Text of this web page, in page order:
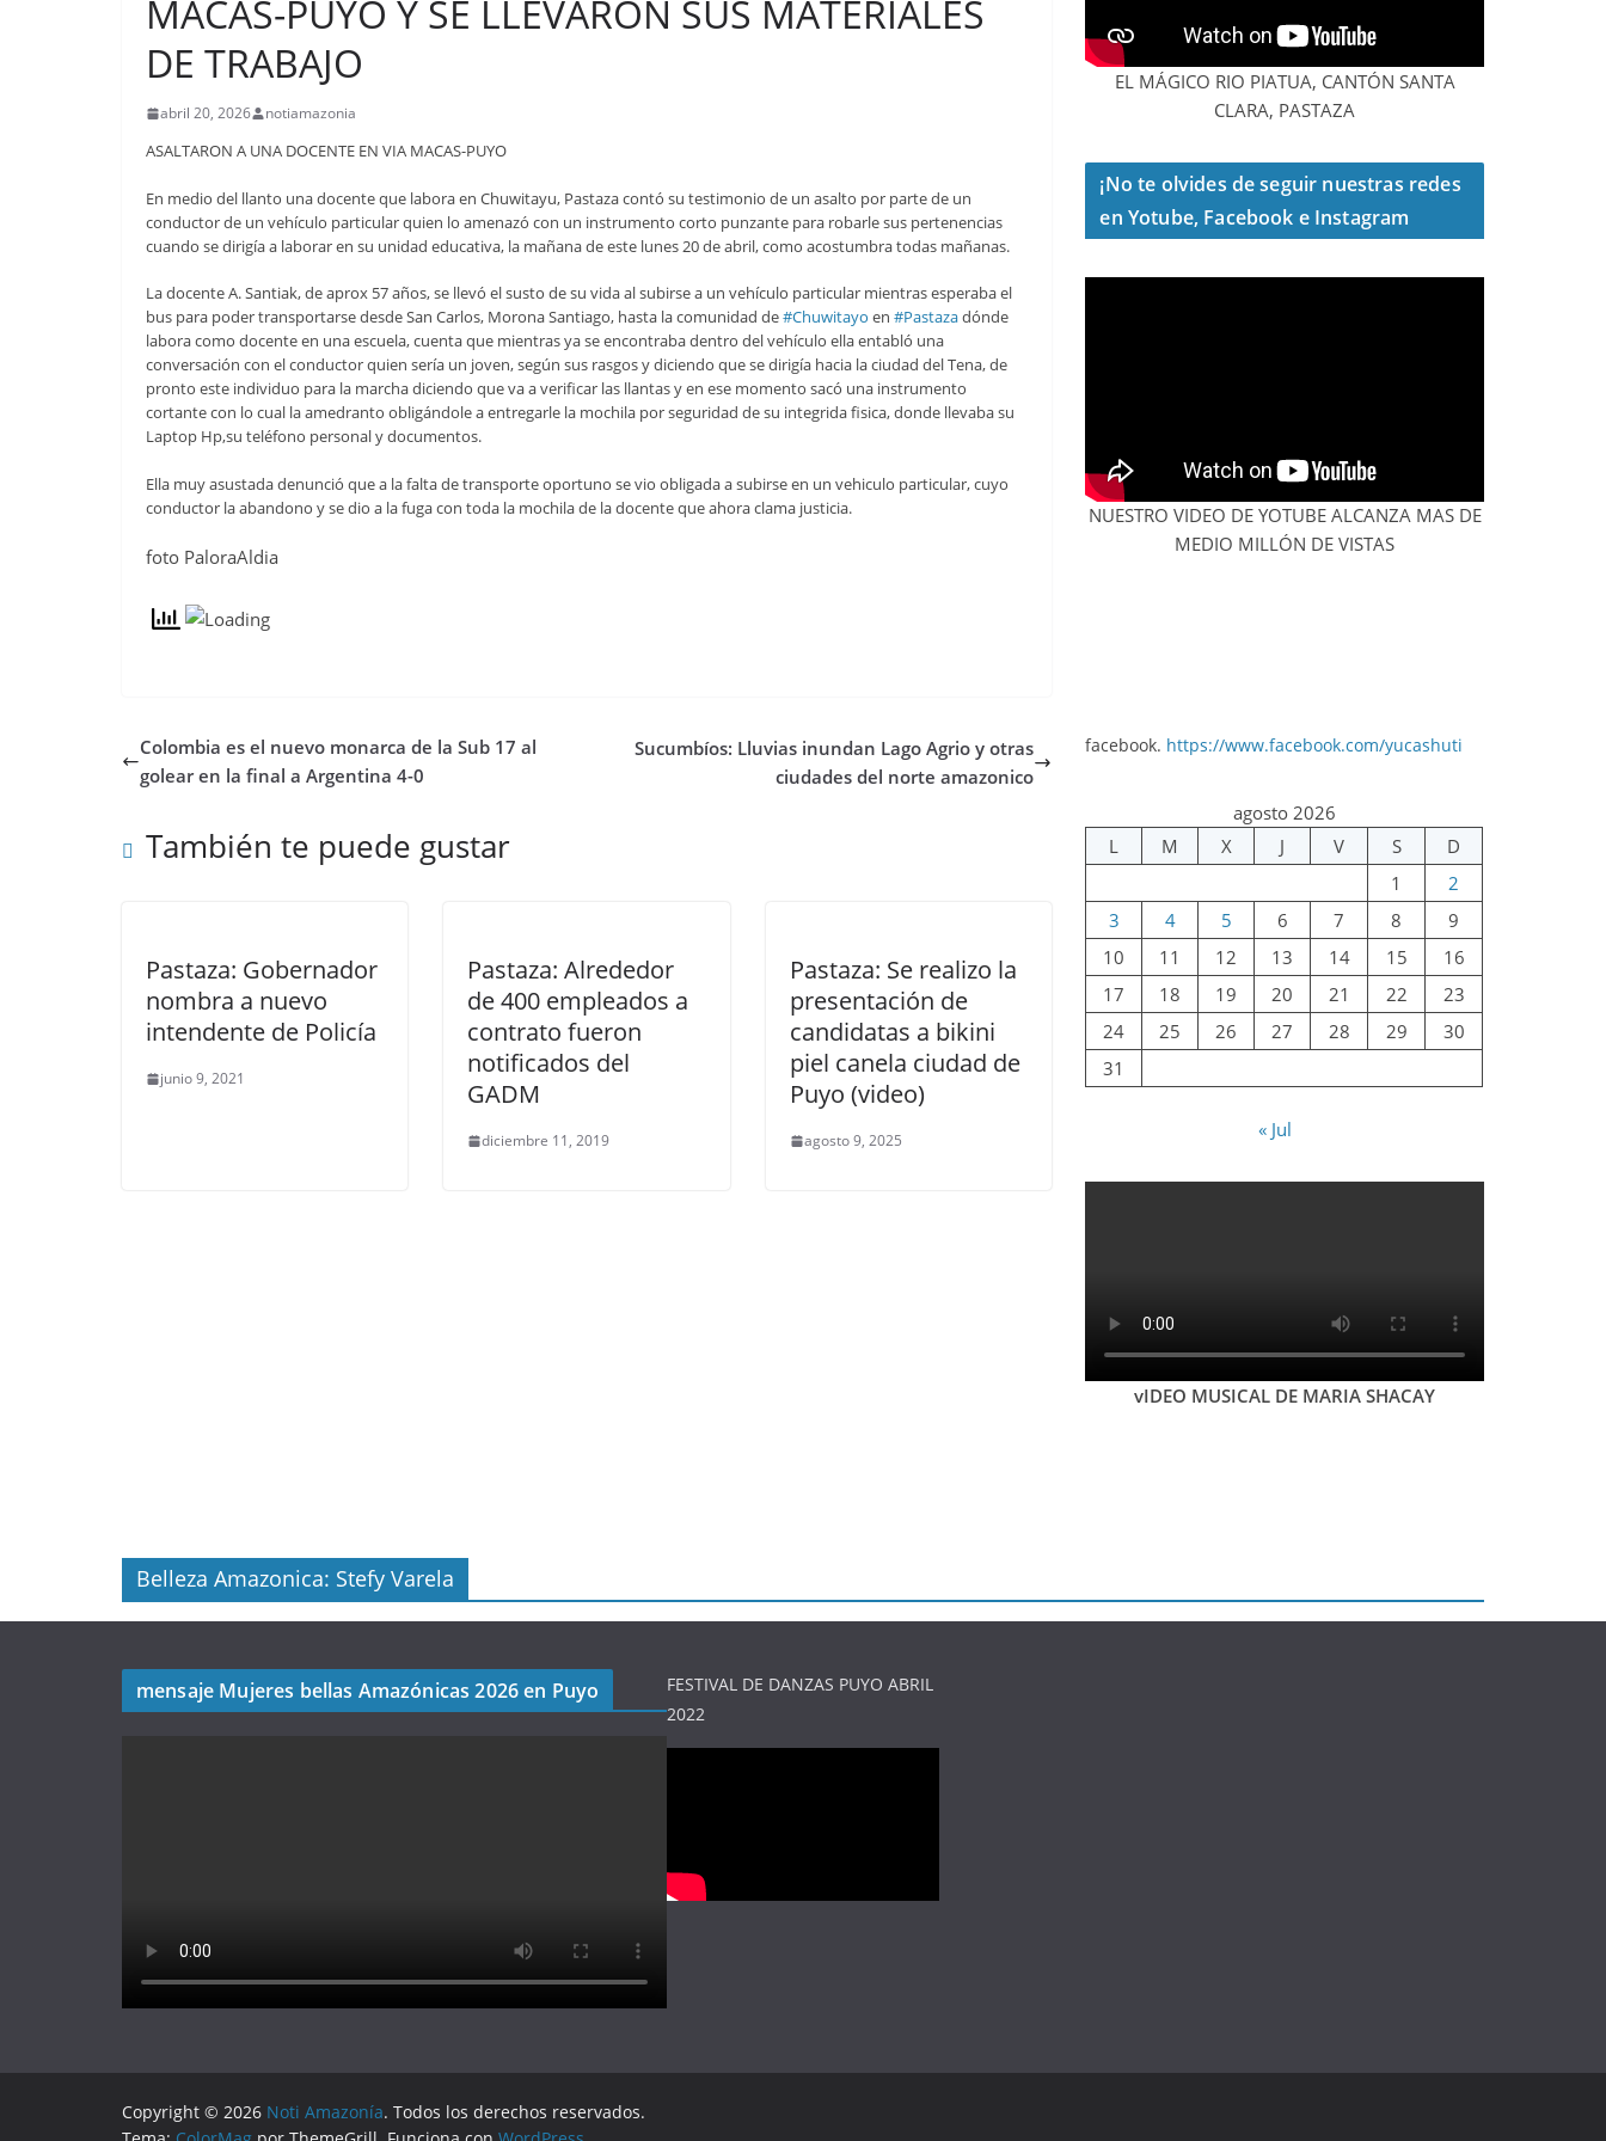
MACAS-PUYO Y SE LLEVARON SUS MATERIALES
DE TRABAJO
abril 20, 2026 notiamazonia
ASALTARON A UNA DOCENTE EN VIA MACAS-PUYO
En medio del llanto una docente que labora en Chuwitayu, Pastaza contó su testimonio de un asalto por parte de un
conductor de un vehículo particular quien lo amenazó con un instrumento corto punzante para robarle sus pertenencias
cuando se dirigía a laborar en su unidad educativa, la mañana de este lunes 20 de abril, como acostumbra todas mañanas.
La docente A. Santiak, de aprox 57 años, se llevó el susto de su vida al subirse a un vehículo particular mientras esperaba el
bus para poder transportarse desde San Carlos, Morona Santiago, hasta la comunidad de#Chuwitayo en #Pastazadónde
labora como docente en una escuela, cuenta que mientras ya se encontraba dentro del vehículo ella entabló una
conversación con el conductor quien sería un joven, según sus rasgos y diciendo que se dirigía hacia la ciudad del Tena, de
pronto este individuo para la marcha diciendo que va a verificar las llantas y en ese momento sacó una instrumento
cortante con lo cual la amedranto obligándole a entregarle la mochila por seguridad de su integrida fisica, donde llevaba su
Laptop Hp,su teléfono personal y documentos.
Ella muy asustada denunció que a la falta de transporte oportuno se vio obligada a subirse en un vehiculo particular, cuyo
conductor la abandono y se dio a la fuga con toda la mochila de la docente que ahora clama justicia.
foto PaloraAldia
Colombia es el nuevo monarca de la Sub 17 al
golear en la final a Argentina 4-0
Sucumbíos: Lluvias inundan Lago Agrio y otras
ciudades del norte amazonico
También te puede gustar
Pastaza: Gobernador
nombra a nuevo
intendente de Policía
junio 9, 2021
Pastaza: Alrededor
de 400 empleados a
contrato fueron
notificados del
GADM
diciembre 11, 2019
Pastaza: Se realizo la
presentación de
candidatas a bikini
piel canela ciudad de
Puyo (video)
agosto 9, 2025
EL MÁGICO RIO PIATUA, CANTÓN SANTA
CLARA, PASTAZA
¡No te olvides de seguir nuestras redes
en Yotube, Facebook e Instagram
NUESTRO VIDEO DE YOTUBE ALCANZA MAS DE
MEDIO MILLÓN DE VISTAS
facebook. https://www.facebook.com/yucashuti
agosto 2026
L
M X J V S
D
1
2
3
4 5 6 7 8
9
10
11 12 13 14 15
16
17
18 19 20 21 22
23
24
25 26 27 28 29
30
31
« Jul
vIDEO MUSICAL DE MARIA SHACAY
Belleza Amazonica: Stefy Varela
mensaje Mujeres bellas Amazónicas 2026 en Puyo
FESTIVAL DE DANZAS PUYO ABRIL
2022
Copyright © 2026 Noti Amazonía. Todos los derechos reservados.